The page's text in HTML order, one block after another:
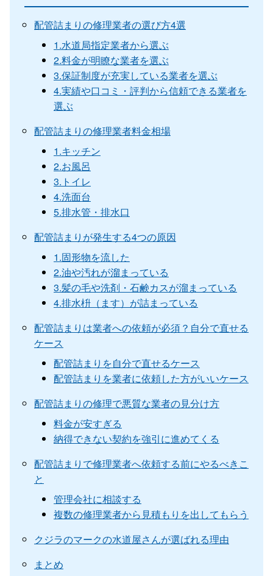
配管詰まりの修理業者の選び方4選
1.水道局指定業者から選ぶ
2.料金が明瞭な業者を選ぶ
3.保証制度が充実している業者を選ぶ
4.実績や口コミ・評判から信頼できる業者を
選ぶ
配管詰まりの修理業者料金相場
1.キッチン
2.お風呂
3.トイレ
4.洗面台
5.排水管・排水口
配管詰まりが発生する4つの原因
1.固形物を流した
2.油や汚れが溜まっている
3.髪の毛や洗剤・石鹸カスが溜まっている
4.排水枡（ます）が詰まっている
配管詰まりは業者への依頼が必須？自分で直せる
ケース
配管詰まりを自分で直せるケース
配管詰まりを業者に依頼した方がいいケース
配管詰まりの修理で悪質な業者の見分け方
料金が安すぎる
納得できない契約を強引に進めてくる
配管詰まりで修理業者へ依頼する前にやるべきこ
と
管理会社に相談する
複数の修理業者から見積もりを出してもらう
クジラのマークの水道屋さんが選ばれる理由
まとめ